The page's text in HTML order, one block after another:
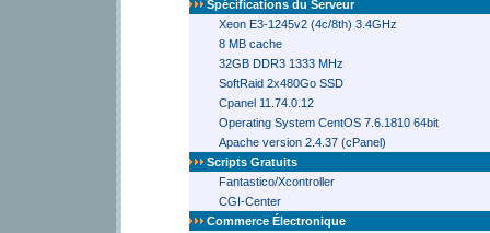
Spécifications du Serveur
Xeon E3-1245v2 (4c/8th) 3.4GHz
8 MB cache
32GB DDR3 1333 MHz
SoftRaid 2x480Go SSD
Cpanel 11.74.0.12
Operating System CentOS 7.6.1810 64bit
Apache version 2.4.37 (cPanel)
Scripts Gratuits
Fantastico/Xcontroller
CGI-Center
Commerce Électronique